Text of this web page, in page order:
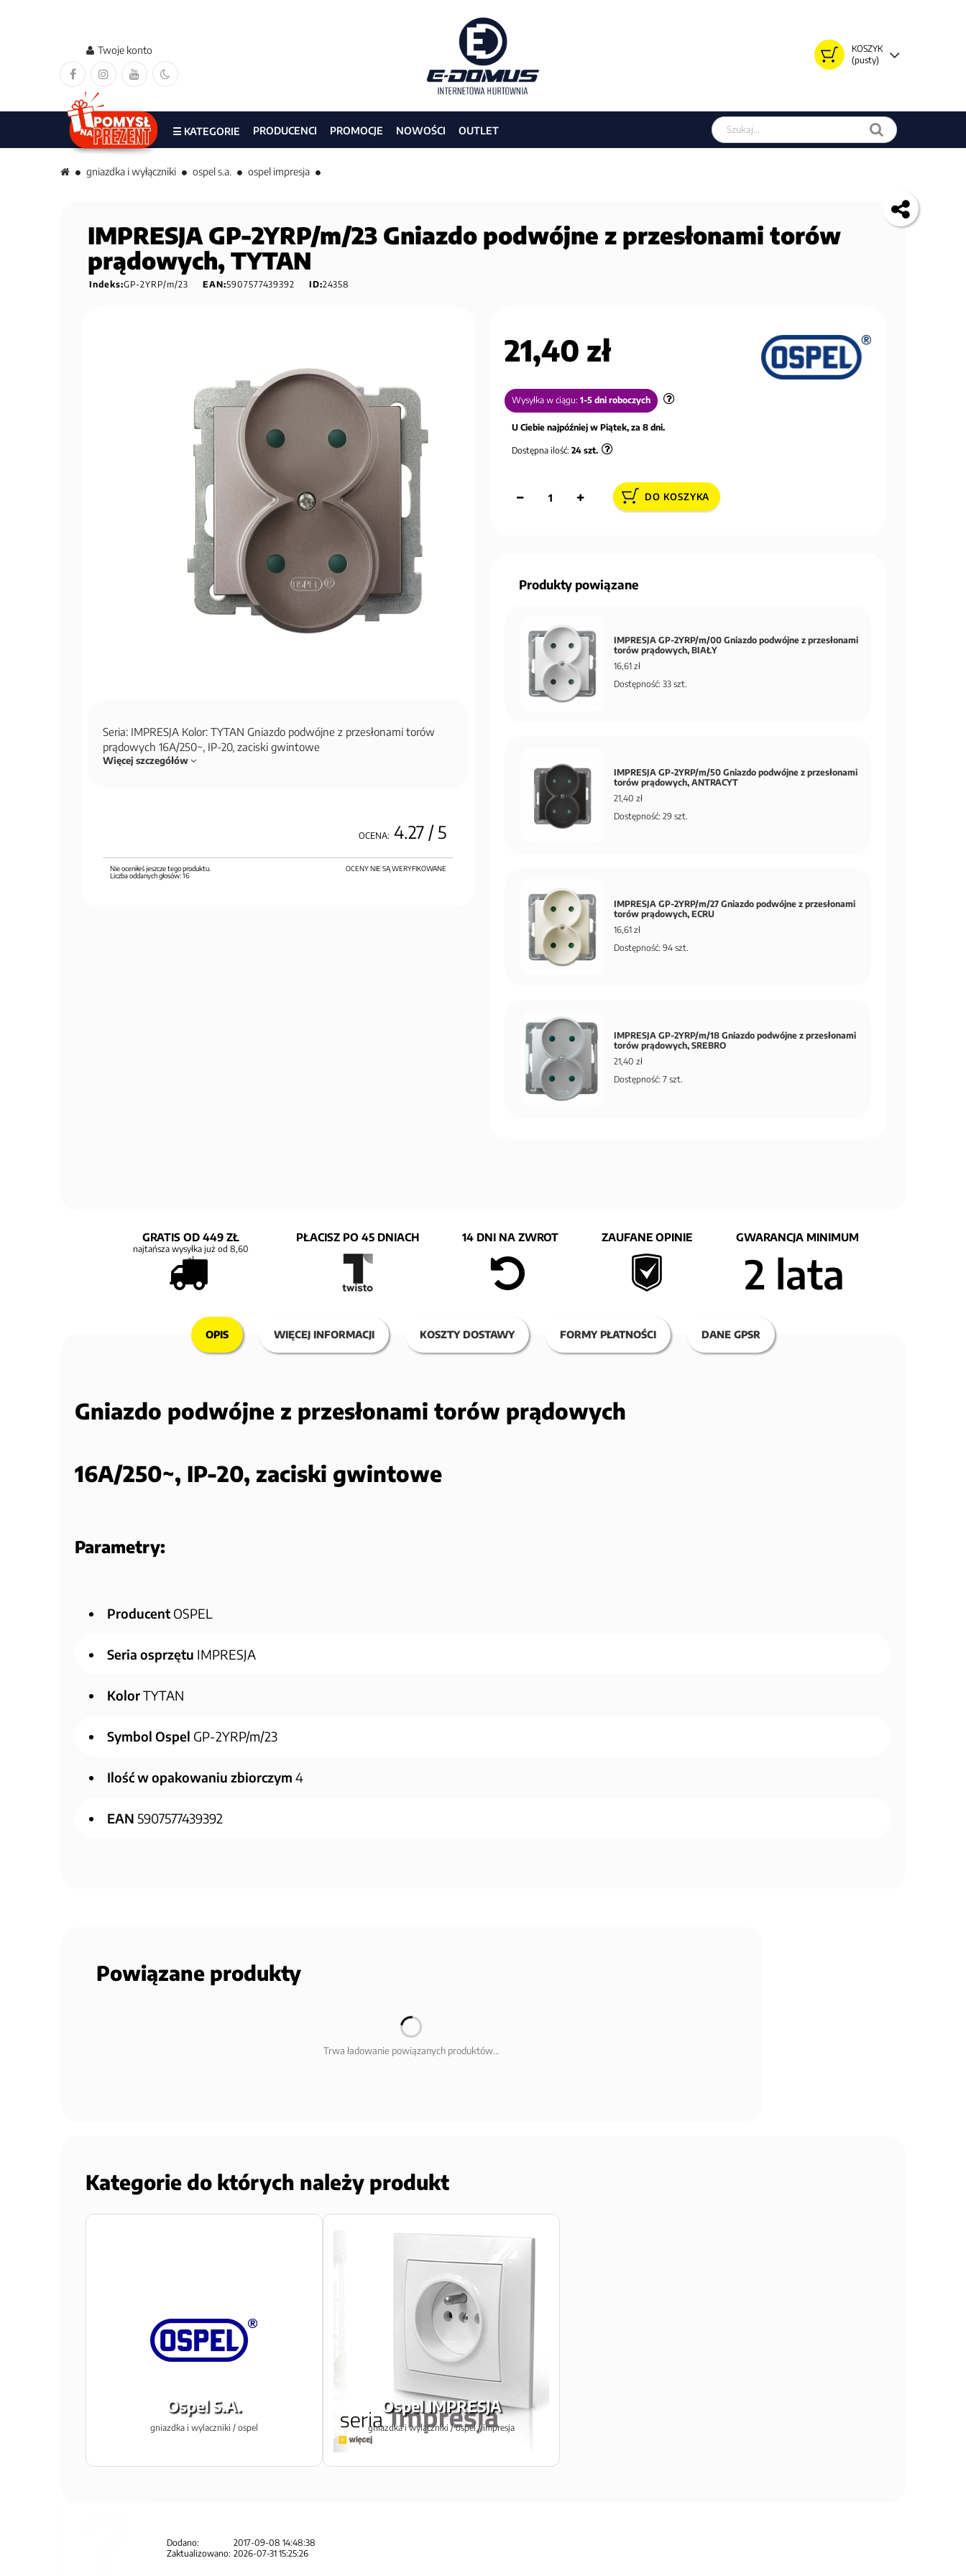
KOSZYK
(pusty)
Twoje konto
Szukaj w sklepie
☰ KATEGORIE PRODUCENCI PROMOCJE NOWOŚCI OUTLET
gniazdka i wyłączniki ospel s.a. ospel impresja
IMPRESJA GP-2YRP/m/23 Gniazdo podwójne z przesłonami torów
prądowych, TYTAN
Indeks:GP-2YRP/m/23 EAN:5907577439392 ID:24358
Seria: IMPRESJA Kolor: TYTAN Gniazdo podwójne z przesłonami torów
prądowych 16A/250~, IP-20, zaciski gwintowe
Więcej szczegółów
OCENA: 4.27/ 5
OCENY NIE SĄ WERYFIKOWANE
Nie oceniłeś jeszcze tego produktu.
Liczba oddanych głosów:16
21,40 zł
Wysyłka w ciągu: 1-5 dni roboczych
U Ciebie najpóźniej w Piątek, za 8 dni.
Dostępna ilość: 24 szt.
DO KOSZYKA
Produkty powiązane
IMPRESJA GP-2YRP/m/00 Gniazdo podwójne z przesłonami
torów prądowych, BIAŁY
16,61 zł
Dostępność: 33 szt.
IMPRESJA GP-2YRP/m/50 Gniazdo podwójne z przesłonami
torów prądowych, ANTRACYT
21,40 zł
Dostępność: 29 szt.
IMPRESJA GP-2YRP/m/27 Gniazdo podwójne z przesłonami
torów prądowych, ECRU
16,61 zł
Dostępność: 94 szt.
IMPRESJA GP-2YRP/m/18 Gniazdo podwójne z przesłonami
torów prądowych, SREBRO
21,40 zł
Dostępność: 7 szt.
GRATIS OD 449 ZŁ
najtańsza wysyłka już od 8,60
zł
PŁACISZ PO 45 DNIACH 14 DNI NA ZWROT ZAUFANE OPINIE GWARANCJA MINIMUM
2 lata
OPIS WIĘCEJ INFORMACJI KOSZTY DOSTAWY FORMY PŁATNOŚCI DANE GPSR
Gniazdo podwójne z przesłonami torów prądowych
16A/250~, IP-20, zaciski gwintowe
Parametry:
Producent OSPEL
Seria osprzętu IMPRESJA
KolorTYTAN
Symbol Ospel GP-2YRP/m/23
Ilość w opakowaniu zbiorczym 4
EAN 5907577439392
Powiązane produkty
Trwa ładowanie powiązanych produktów...
Kategorie do których należy produkt
Ospel S.A.
gniazdka i wylaczniki / ospel
Ospel IMPRESJA
gniazdka i wylaczniki / ospel / impresja
Dodano:
2017-09-08 14:48:38
Zaktualizowano: 2026-07-31 15:25:26